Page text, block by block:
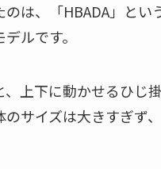
のは、「HBADA」とい
ルです。
、上下に動かせるひじ
のサイズは大きすぎず